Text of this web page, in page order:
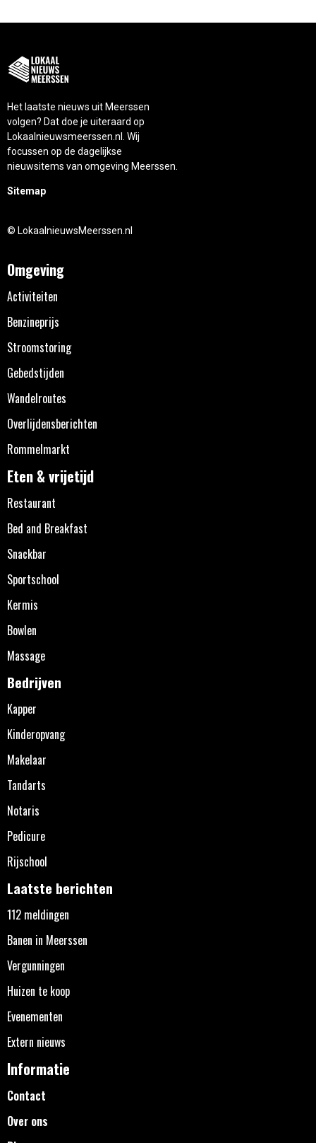
Het laatste nieuws uit Meerssen
volgen? Dat doe je uiteraard op
Lokaalnieuwsmeerssen.nl. Wij
focussen op de dagelijkse
nieuwsitems van omgeving Meerssen.
Sitemap
© LokaalnieuwsMeerssen.nl
Omgeving
Activiteiten
Benzineprijs
Stroomstoring
Gebedstijden
Wandelroutes
Overlijdensberichten
Rommelmarkt
Eten & vrijetijd
Restaurant
Bed and Breakfast
Snackbar
Sportschool
Kermis
Bowlen
Massage
Bedrijven
Kapper
Kinderopvang
Makelaar
Tandarts
Notaris
Pedicure
Rijschool
Laatste berichten
112 meldingen
Banen in Meerssen
Vergunningen
Huizen te koop
Evenementen
Extern nieuws
Informatie
Contact
Over ons